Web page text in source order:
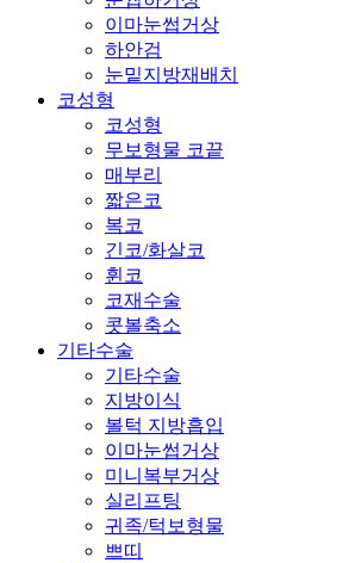
이마눈썹거상
하안검
눈밑지방재배치
코성형
코성형
무보형물 코끝
매부리
짧은코
복코
긴코/화살코
휜코
코재수술
콧볼축소
기타수술
기타수술
지방이식
볼턱 지방흡입
이마눈썹거상
미니복부거상
실리프팅
귀족/턱보형물
쁘띠